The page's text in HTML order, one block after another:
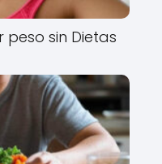
sin Dietas